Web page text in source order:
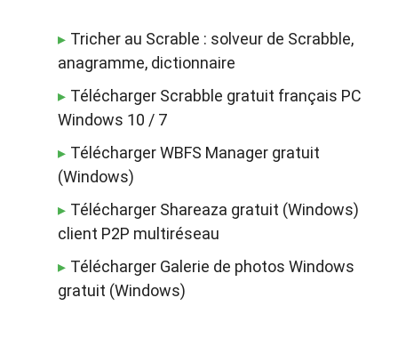
Tricher au Scrable : solveur de Scrabble,
anagramme, dictionnaire
Télécharger Scrabble gratuit français PC
Windows 10 / 7
Télécharger WBFS Manager gratuit
(Windows)
Télécharger Shareaza gratuit (Windows)
client P2P multiréseau
Télécharger Galerie de photos Windows
gratuit (Windows)